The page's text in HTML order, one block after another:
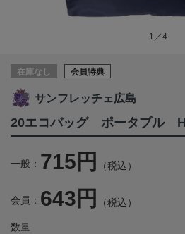
1／4
在庫なし 会員特典
サンフレッチェ広島
20エコバッグ ポータブル
一般： 715円 （税込）
会員： 643円 （税込）
数量